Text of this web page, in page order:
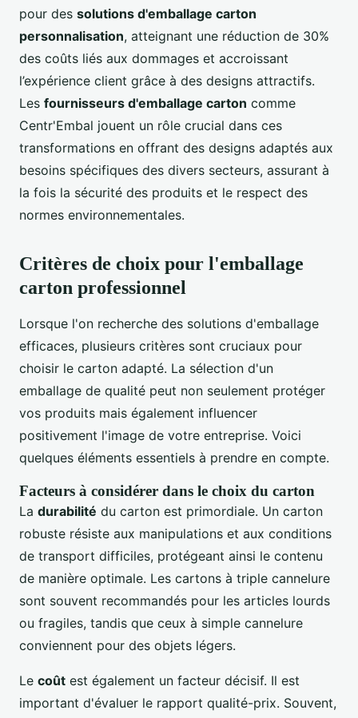
pour des solutions d'emballage carton
personnalisation, atteignant une réduction de 30%
des coûts liés aux dommages et accroissant
l’expérience client grâce à des designs attractifs.
Les fournisseurs d'emballage carton comme
Centr'Embal jouent un rôle crucial dans ces
transformations en offrant des designs adaptés aux
besoins spécifiques des divers secteurs, assurant à
la fois la sécurité des produits et le respect des
normes environnementales.
Critères de choix pour l'emballage
carton professionnel
Lorsque l'on recherche des solutions d'emballage
efficaces, plusieurs critères sont cruciaux pour
choisir le carton adapté. La sélection d'un
emballage de qualité peut non seulement protéger
vos produits mais également influencer
positivement l'image de votre entreprise. Voici
quelques éléments essentiels à prendre en compte.
Facteurs à considérer dans le choix du carton
La durabilité du carton est primordiale. Un carton
robuste résiste aux manipulations et aux conditions
de transport difficiles, protégeant ainsi le contenu
de manière optimale. Les cartons à triple cannelure
sont souvent recommandés pour les articles lourds
ou fragiles, tandis que ceux à simple cannelure
conviennent pour des objets légers.
Le coût est également un facteur décisif. Il est
important d'évaluer le rapport qualité-prix. Souvent,